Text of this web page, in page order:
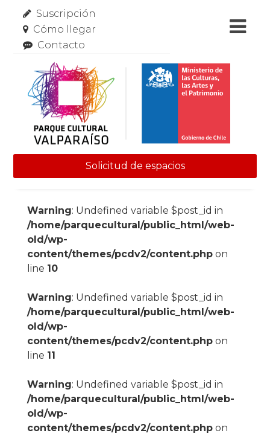
Suscripción
Cómo llegar
Contacto
Solicitud de espacios
Warning: Undefined variable $post_id in
/home/parquecultural/public_html/web-
old/wp-
content/themes/pcdv2/content.phpon
line 10
Warning: Undefined variable $post_id in
/home/parquecultural/public_html/web-
old/wp-
content/themes/pcdv2/content.phpon
line 11
Warning: Undefined variable $post_id in
/home/parquecultural/public_html/web-
old/wp-
content/themes/pcdv2/content.phpon